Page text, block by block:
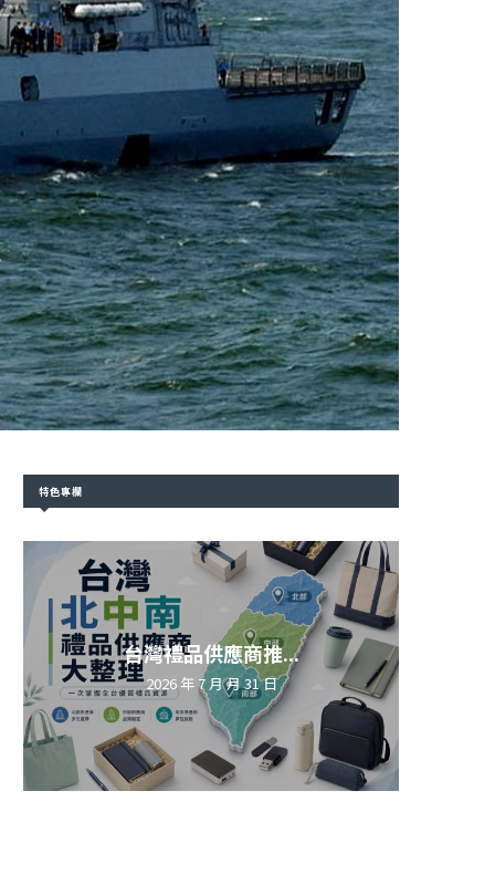
特色專欄
台灣禮品供應商推...
2026 年 7 月 月 31 日